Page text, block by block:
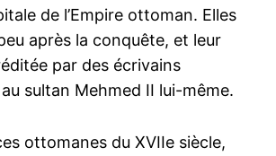
de l’Empire ottoman. Elles
après la conquête, et leur
par des écrivains
sultan Mehmed II lui-même.
ottomanes du XVIIe siècle,